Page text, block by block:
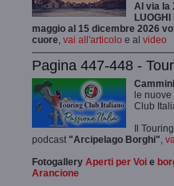
Al via la
maggio al 15 dicembre 2026
cuore, vai all'articolo e al video
Pagina 447-448 -
le
Club
Il
podcast "Arcipelago Borghi",
Fotogallery Aperti per Voi e
Arancione